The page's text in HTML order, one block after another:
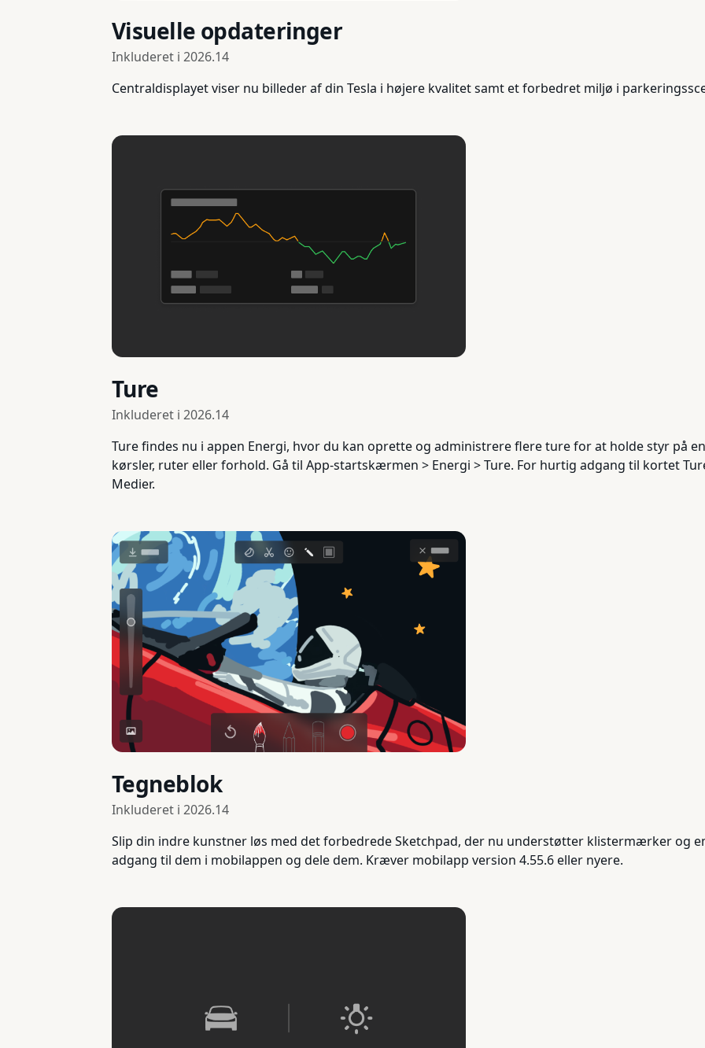
Visuelle opdateringer
Inkluderet i 2026.14
Centraldisplayet viser nu billeder af din Tesla i højere kvalitet samt et forbedret miljø i
Ture
Inkluderet i 2026.14
Ture findes nu i appen Energi, hvor du kan oprette og administrere flere ture for at holde styr på
kørsler, ruter eller forhold. Gå til App-startskærmen > Energi > Ture. For hurtig adgang til kortet
Medier.
Tegneblok
Inkluderet i 2026.14
Slip din indre kunstner løs med det forbedrede Sketchpad, der nu understøtter klistermærker og
adgang til dem i mobilappen og dele dem. Kræver mobilapp version 4.55.6 eller nyere.